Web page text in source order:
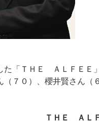
た「ＴＨＥ ＡＬＦＥＥ
（７０）、櫻井賢さん（
ＴＨＥ ＡＬ